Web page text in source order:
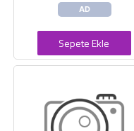
AD
Sepete Ekle